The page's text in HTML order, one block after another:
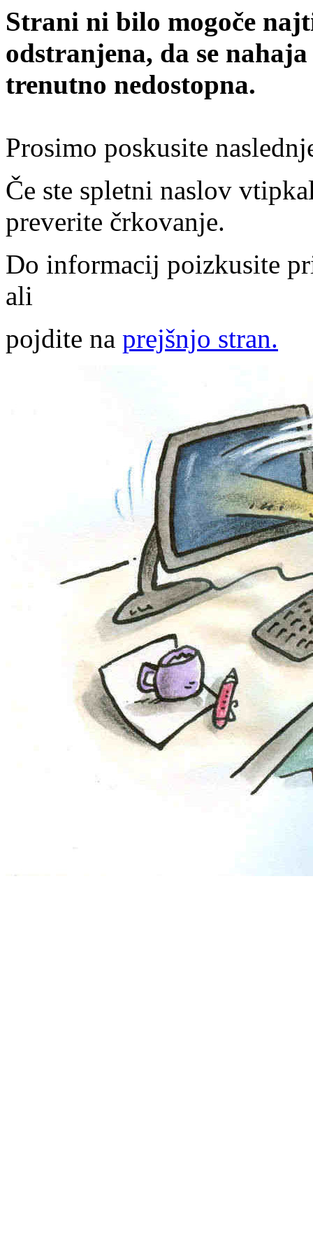
Strani ni bilo mogoče
odstranjena, da se
trenutno nedostopna.
Prosimo poskusite
Če ste spletni naslov
preverite črkovanje.
Do informacij poizkusite
ali
pojdite na prejšnjo stran.